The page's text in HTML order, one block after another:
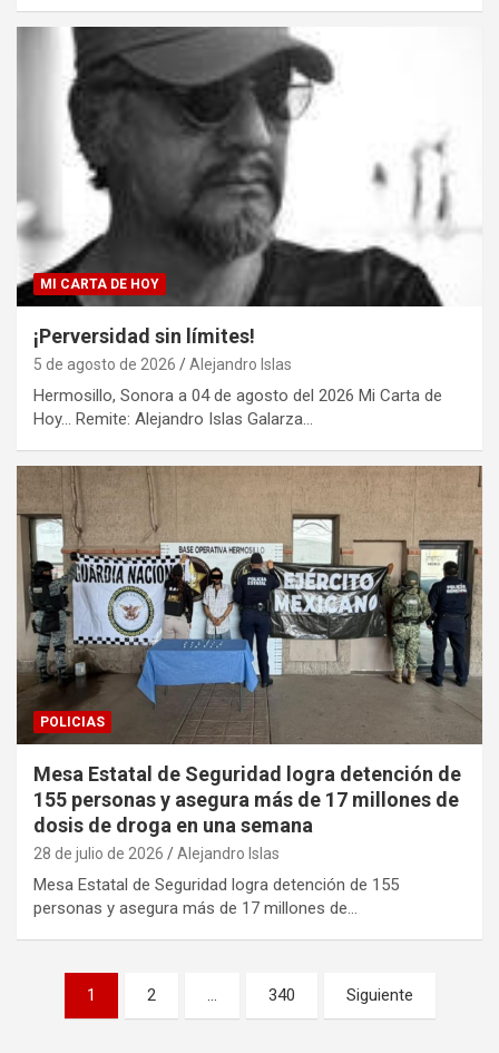
MI CARTA DE HOY
¡Perversidad sin límites!
5 de agosto de 2026 Alejandro Islas
Hermosillo, Sonora a 04 de agosto del 2026 Mi Carta de
Hoy… Remite: Alejandro Islas Galarza…
POLICIAS
Mesa Estatal de Seguridad logra detención de
155 personas y asegura más de 17 millones de
dosis de droga en una semana
28 de julio de 2026 Alejandro Islas
Mesa Estatal de Seguridad logra detención de 155
personas y asegura más de 17 millones de…
Paginación
1 2 … 340 Siguiente